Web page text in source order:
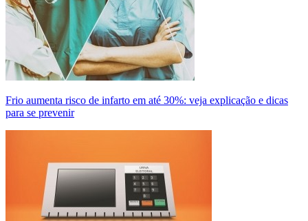
Frio aumenta risco de infarto em até 30%: veja explicação e dicas
para se prevenir